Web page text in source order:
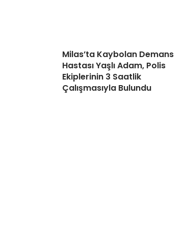
Milas’ta Kaybolan Demans
Hastası Yaşlı Adam, Polis
Ekiplerinin 3 Saatlik
Çalışmasıyla Bulundu